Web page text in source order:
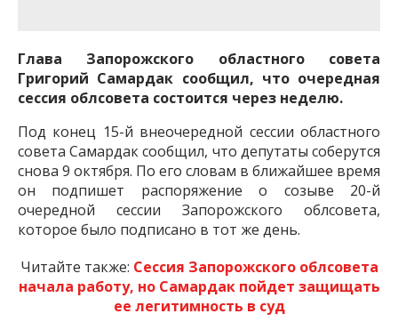
Глава Запорожского областного совета
Григорий Самардак сообщил, что очередная
сессия облсовета состоится через неделю.
Под конец 15-й внеочередной сессии областного
совета Самардак сообщил, что депутаты соберутся
снова 9 октября. По его словам в ближайшее время
он подпишет распоряжение о созыве 20-й
очередной сессии Запорожского облсовета,
которое было подписано в тот же день.
Читайте также: Сессия Запорожского облсовета
начала работу, но Самардак пойдет защищать
ее легитимность в суд